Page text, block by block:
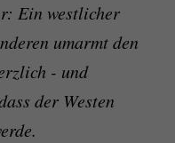
Ein westlicher
umarmt den
- und
der Westen